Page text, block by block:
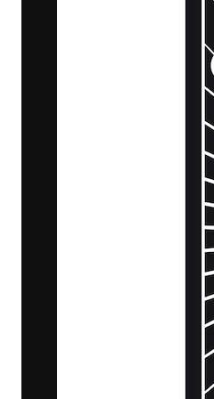
La plataforma
trabajo. Más
entre
Copyright ©